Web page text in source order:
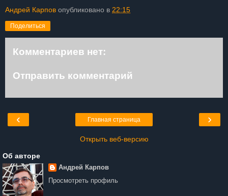
Андрей Карпов опубликовано в 22:15
Поделиться
Комментариев нет:
Отправить комментарий
‹ ›
Главная страница
Открыть веб-версию
Об авторе
Андрей Карпов
Просмотреть профиль